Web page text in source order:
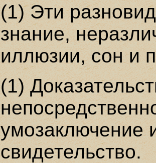
(1) Эти
знание,
иллюзии, сон и
(1)
умозаключение
свидетельство.